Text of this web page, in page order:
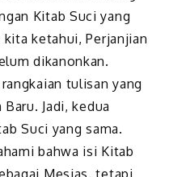
Kitab Suci yang
kita ketahui, Perjanjian
dikanonkan.
tulisan yang
Jadi, kedua
Suci yang sama.
bahwa isi Kitab